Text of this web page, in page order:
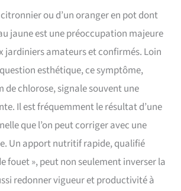
citronnier ou d’un oranger en pot dont
jaune est une préoccupation majeure
jardiniers amateurs et confirmés. Loin
esthétique, ce symptôme,
de chlorose, signale souvent une
Il est fréquemment le résultat d’une
que l’on peut corriger avec une
Un apport nutritif rapide, qualifié
fouet », peut non seulement inverser la
redonner vigueur et productivité à